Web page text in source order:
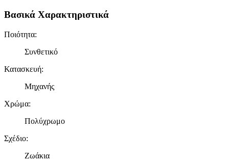
Βασικά Χαρακτηριστικά
Ποιότητα:
Συνθετικό
Κατασκευή:
Μηχανής
Χρώμα:
Πολύχρωμο
Σχέδιο:
Ζωάκια